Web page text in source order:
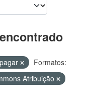
Formatos:
Atribuição